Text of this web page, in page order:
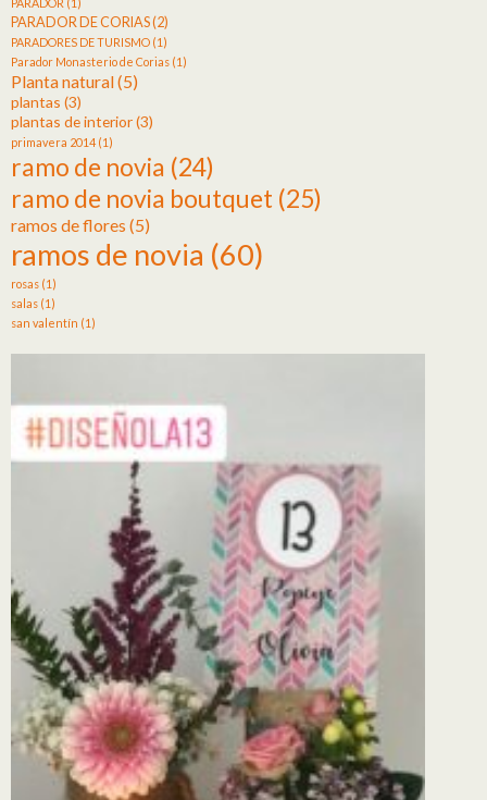
PARADOR DE CORIAS(2)
PARADORES DE TURISMO (1)
Parador Monasterio de Corias (1)
Planta natural(5)
plantas (3)
plantas de interior(3)
primavera 2014(1)
ramo de novia (24)
ramo de novia boutquet (25)
ramos de flores (5)
ramos de novia (60)
rosas (1)
salas (1)
san valentín (1)